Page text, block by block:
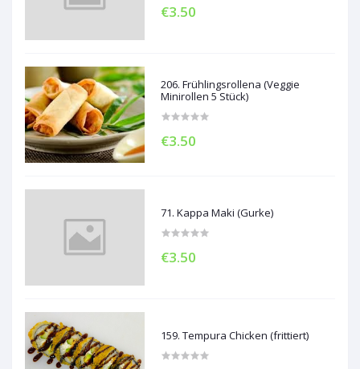
€3.50
206. Frühlingsrollena (Veggie
Minirollen 5 Stück)
€3.50
71. Kappa Maki (Gurke)
€3.50
159. Tempura Chicken (frittiert)